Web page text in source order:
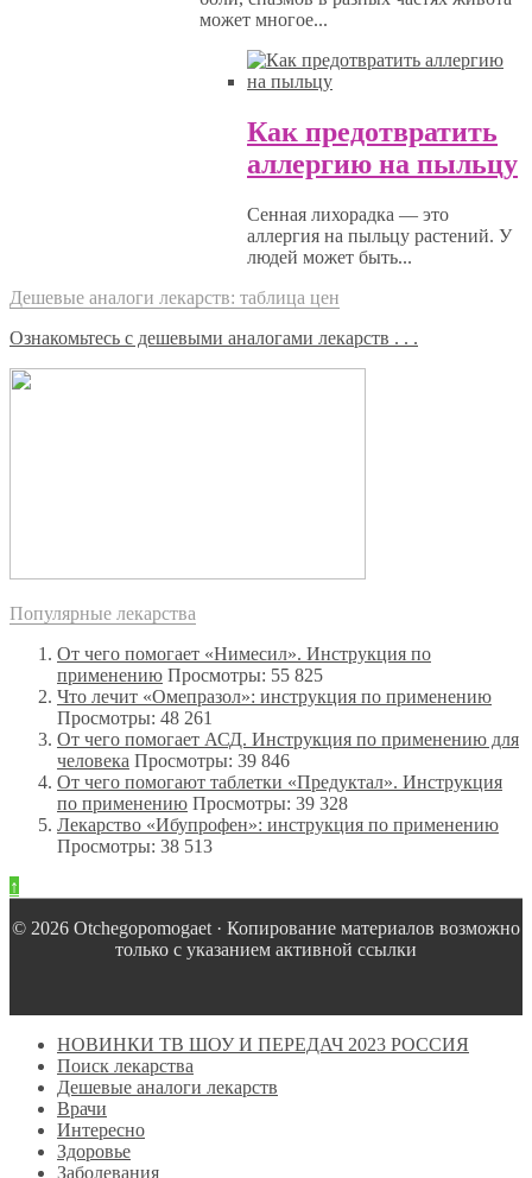
может многое...
Как предотвратить
аллергию на пыльцу
Сенная лихорадка — это
аллергия на пыльцу растений. У
людей может быть...
Дешевые аналоги лекарств: таблица цен
Ознакомьтесь с дешевыми аналогами лекарств . . .
Популярные лекарства
От чего помогает «Нимесил». Инструкция по
применению Просмотры: 55 825
Что лечит «Омепразол»: инструкция по применению
Просмотры: 48 261
От чего помогает АСД. Инструкция по применению для
человека Просмотры: 39 846
От чего помогают таблетки «Предуктал». Инструкция
по применению Просмотры: 39 328
Лекарство «Ибупрофен»: инструкция по применению
Просмотры: 38 513
↑
© 2026 Оtchegopomogaet · Копирование материалов возможно
только с указанием активной ссылки
НОВИНКИ ТВ ШОУ И ПЕРЕДАЧ 2023 РОССИЯ
Поиск лекарства
Дешевые аналоги лекарств
Врачи
Интересно
Здоровье
Заболевания